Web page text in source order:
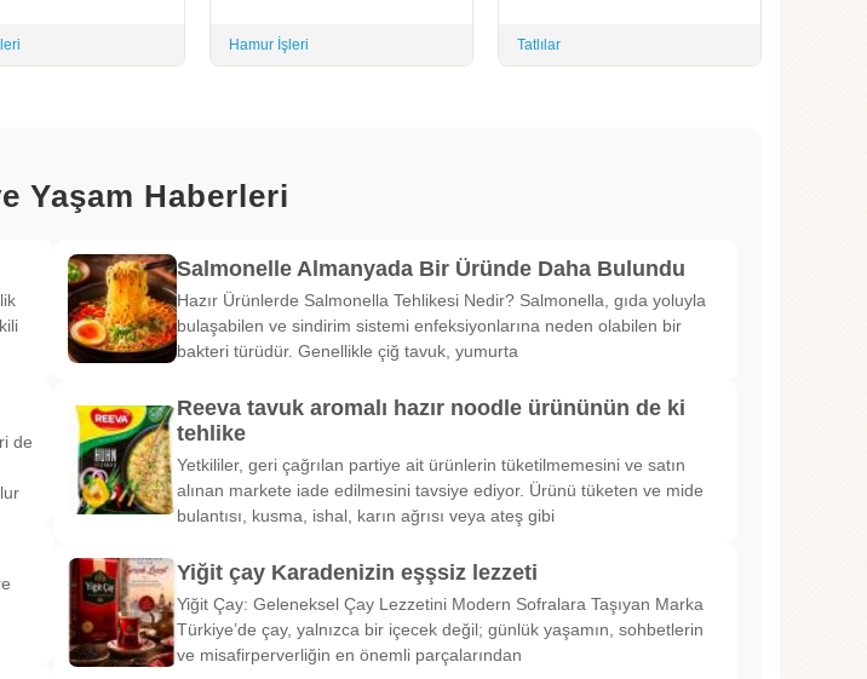
Hamur İşleri Tatlılar
Yaşam Haberleri
de
Salmonelle Almanyada Bir Üründe Daha Bulundu
Hazır Ürünlerde Salmonella Tehlikesi Nedir? Salmonella, gıda yoluyla
bulaşabilen ve sindirim sistemi enfeksiyonlarına neden olabilen bir
bakteri türüdür. Genellikle çiğ tavuk, yumurta
Reeva tavuk aromalı hazır noodle ürününün de ki
tehlike
Yetkililer, geri çağrılan partiye ait ürünlerin tüketilmemesini ve satın
alınan markete iade edilmesini tavsiye ediyor. Ürünü tüketen ve mide
bulantısı, kusma, ishal, karın ağrısı veya ateş gibi
Yiğit çay Karadenizin eşşsiz lezzeti
Yiğit Çay: Geleneksel Çay Lezzetini Modern Sofralara Taşıyan Marka
Türkiye’de çay, yalnızca bir içecek değil; günlük yaşamın, sohbetlerin
ve misafirperverliğin en önemli parçalarından